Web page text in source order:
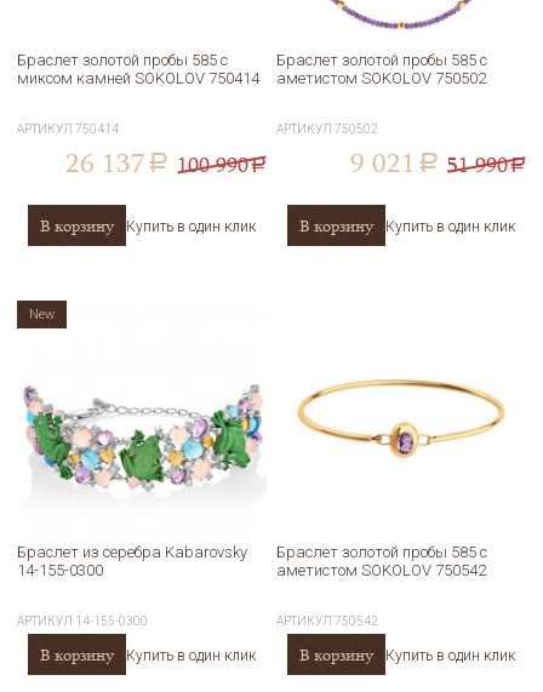
Браслет золотой пробы 585 с
миксом камней SOKOLOV 750414
АРТИКУЛ750414
26 137 a 100 990a
В корзину Купить в один клик
Браслет золотой пробы 585 с
аметистом SOKOLOV 750502
АРТИКУЛ750502
9 021 a 51 990a
В корзину Купить в один клик
Браслет из серебра Kabarovsky
14-155-0300
АРТИКУЛ 14-155-0300
В корзину Купить в один клик
New
Браслет золотой пробы 585 с
аметистом SOKOLOV 750542
АРТИКУЛ750542
В корзину Купить в один клик